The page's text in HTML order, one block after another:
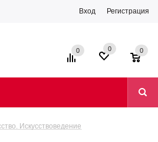
Вход Регистрация
0 0 0
Искусствоведение